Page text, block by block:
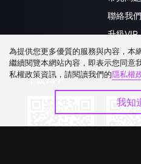
聯絡我們
升級VIP
下載 APP
為提供您更多優質的服務與內容，
繼續閱覽本網站內容，即表示您同
私權政策資訊，請閱讀我們的隱私權
我知